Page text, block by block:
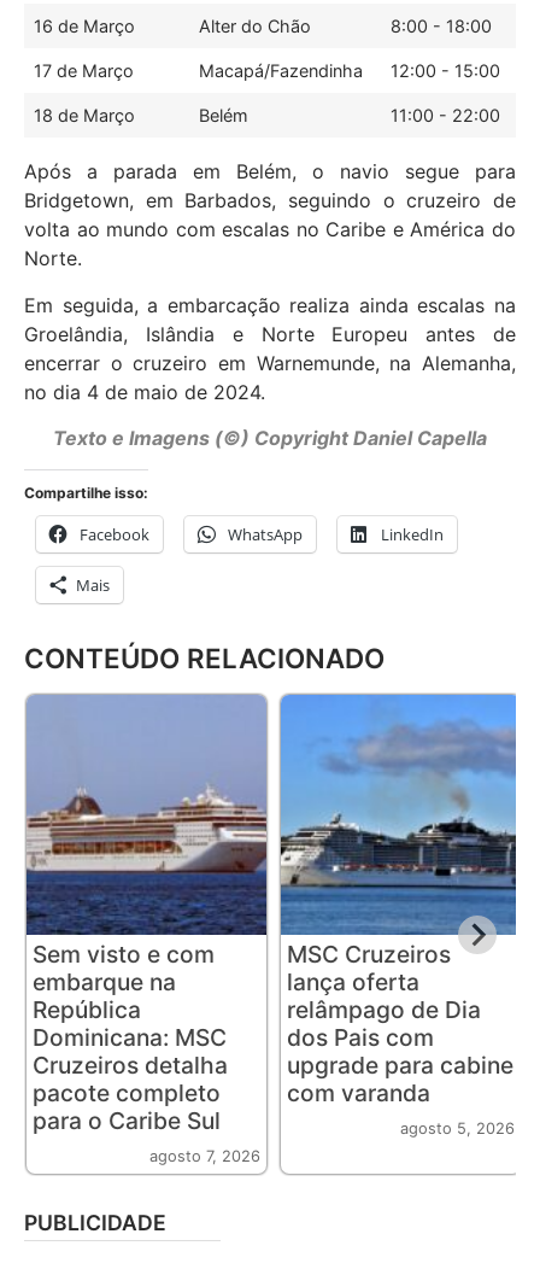
16 de Março Alter do Chão 8:00 - 18:00
17 de Março Macapá/Fazendinha 12:00 - 15:00
18 de Março Belém 11:00 - 22:00
Após a parada em Belém, o navio segue para
Bridgetown, em Barbados, seguindo o cruzeiro de
volta ao mundo com escalas no Caribe e América do
Norte.
Em seguida, a embarcação realiza ainda escalas na
Groelândia, Islândia e Norte Europeu antes de
encerrar o cruzeiro em Warnemunde, na Alemanha,
no dia 4 de maio de 2024.
Texto e Imagens (©) Copyright Daniel Capella
Compartilhe isso:
Facebook WhatsApp LinkedIn
Mais
CONTEÚDO RELACIONADO
Sem visto e com
embarque na
República
Dominicana: MSC
Cruzeiros detalha
pacote completo
para o Caribe Sul
agosto 7, 2026
MSC Cruzeiros
lança oferta
relâmpago de Dia
dos Pais com
upgrade para cabine
com varanda
agosto 5, 2026
PUBLICIDADE